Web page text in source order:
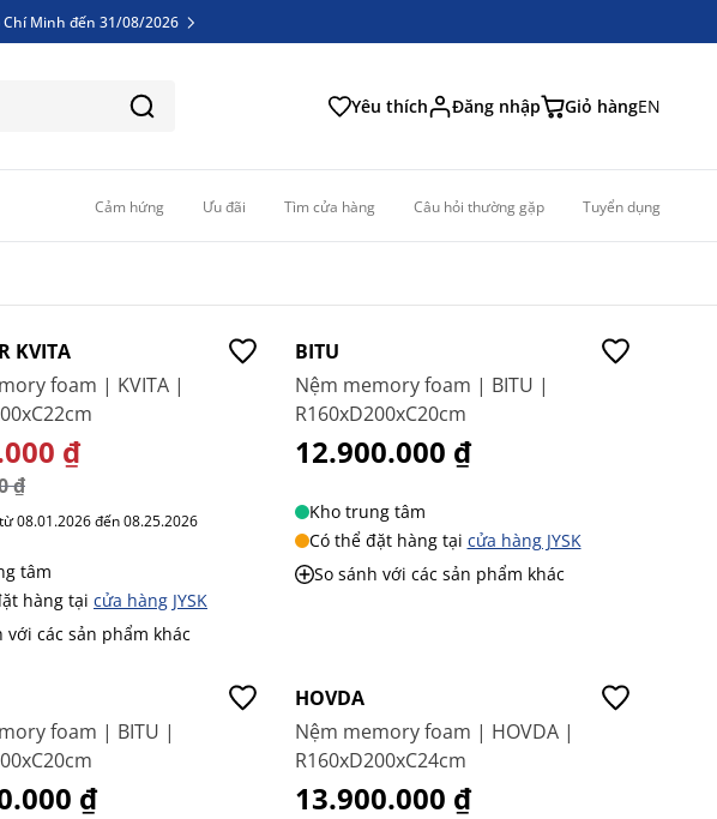
Minh đến 31/08/2026
Yêu thích Đăng nhập Giỏ hàngEN
Cảm hứng Ưu đãi Tìm cửa hàng Câu hỏi thường gặp Tuyển dụng
KVITA
foam | KVITA |
BIỆT
₫
₫
08.01.2026 đến 08.25.2026
tâm
hàng tại cửa hàng JYSK
với các sản phẩm khác
Mới
BITU
Nệm memory foam | BITU |
R160xD200xC20cm
12.900.000 ₫
Kho trung tâm
Có thể đặt hàng tại cửa hàng JYSK
So sánh với các sản phẩm khác
foam | BITU |
₫
HOVDA
Nệm memory foam | HOVDA |
R160xD200xC24cm
13.900.000 ₫